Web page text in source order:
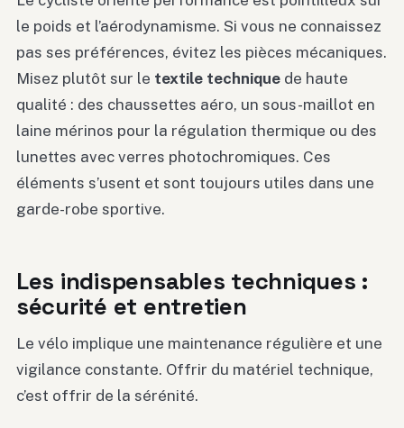
le poids et l’aérodynamisme. Si vous ne connaissez
pas ses préférences, évitez les pièces mécaniques.
Misez plutôt sur le textile technique de haute
qualité : des chaussettes aéro, un sous-maillot en
laine mérinos pour la régulation thermique ou des
lunettes avec verres photochromiques. Ces
éléments s’usent et sont toujours utiles dans une
garde-robe sportive.
Les indispensables techniques :
sécurité et entretien
Le vélo implique une maintenance régulière et une
vigilance constante. Offrir du matériel technique,
c’est offrir de la sérénité.